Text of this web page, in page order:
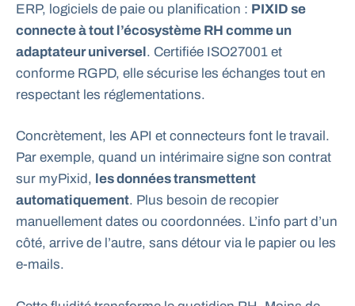
ERP, logiciels de paie ou planification : PIXID se
connecte à tout l’écosystème RH comme un
adaptateur universel. Certifiée ISO27001 et
conforme RGPD, elle sécurise les échanges tout en
respectant les réglementations.
Concrètement, les API et connecteurs font le travail.
Par exemple, quand un intérimaire signe son contrat
sur myPixid, les données transmettent
automatiquement. Plus besoin de recopier
manuellement dates ou coordonnées. L’info part d’un
côté, arrive de l’autre, sans détour via le papier ou les
e-mails.